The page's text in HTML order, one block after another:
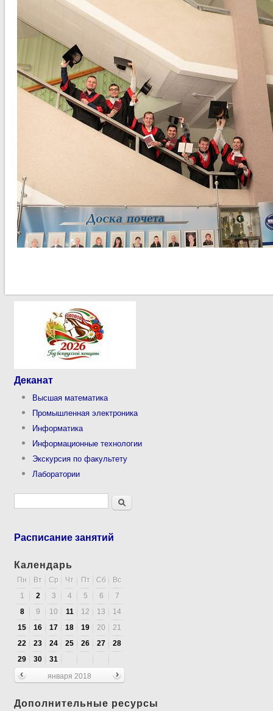
Деканат
Высшая математика
Промышленная электроника
Информатика
Информационные технологии
Экскурсия по факультету
Лаборатории
Форма поискаПоиск
Расписание занятий
Календарь
Пн Вт Ср Чт Пт Сб
Вс
1
2 3 4 5 6
7
8
9 10 11 12 13
14
15
16 17 18 19 20
21
22
23 24 25 26 27
28
29
30
31
января 2018
Дополнительные ресурсы